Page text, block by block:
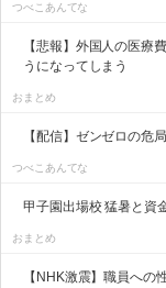
つべこあんてな
【悲報】外国人の医療
うになってしまう
おまとめ
【配信】ゼンゼロの危
つべこあんてな
甲子園出場校 猛暑と資
おまとめ
【NHK激震】職員へ